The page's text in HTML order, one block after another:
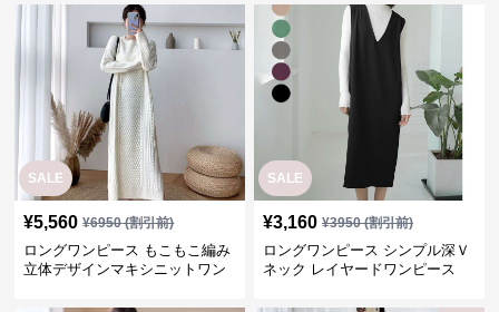
SALE
¥5,560 ¥6950(割引前)
ロングワンピース もこもこ編み
立体デザインマキシニットワン
SALE
¥3,160 ¥3950(割引前)
ロングワンピース シンプル深Ｖ
ネック レイヤードワンピース